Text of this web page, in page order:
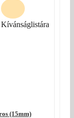
(15mm)
Kívánságlistára